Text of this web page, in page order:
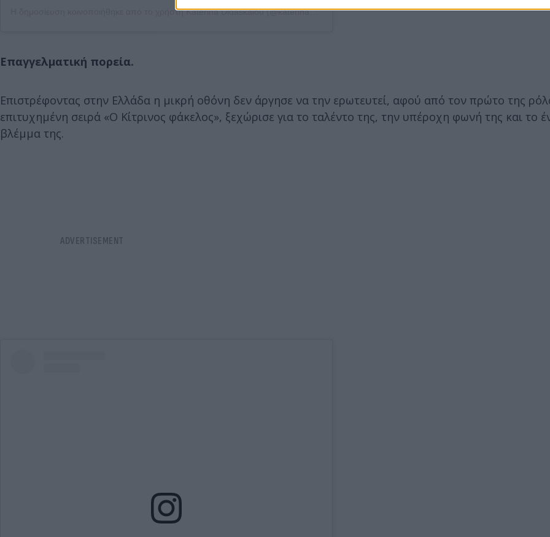
Η δημοσίευση κοινοποιήθηκε από το χρήστη Katerina Didaskalou (@katerina_didaskalou_official)
Επαγγελματική πορεία.
Επιστρέφοντας στην Ελλάδα η μικρή οθόνη δεν άργησε να την ερωτευτεί, αφού από τον πρώτο της
επιτυχημένη σειρά «Ο Κίτρινος φάκελος», ξεχώρισε για το ταλέντο της, την υπέροχη φωνή της και το
βλέμμα της.